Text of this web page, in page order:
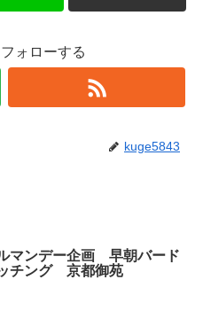
ォローする
kuge5843
マンデー企画 早朝バード
チング 京都御苑